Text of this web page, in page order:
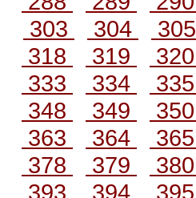
303
304
318
319
333
334
348
349
363
364
378
379
393
394